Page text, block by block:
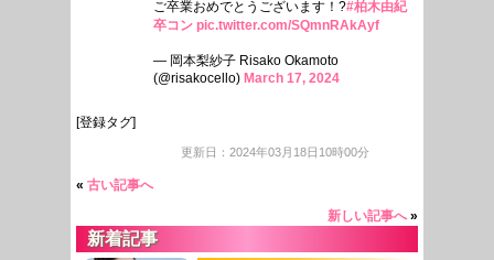
ご卒業おめでとうございます！?#柏木由紀
卒コン pic.twitter.com/SQmnRAkAyf
— 岡本梨紗子 Risako Okamoto
(@risakocello) March 17, 2024
[登録タグ]
更新日：2024年03月18日10時00分
« 古い記事へ
新しい記事へ»
新着記事